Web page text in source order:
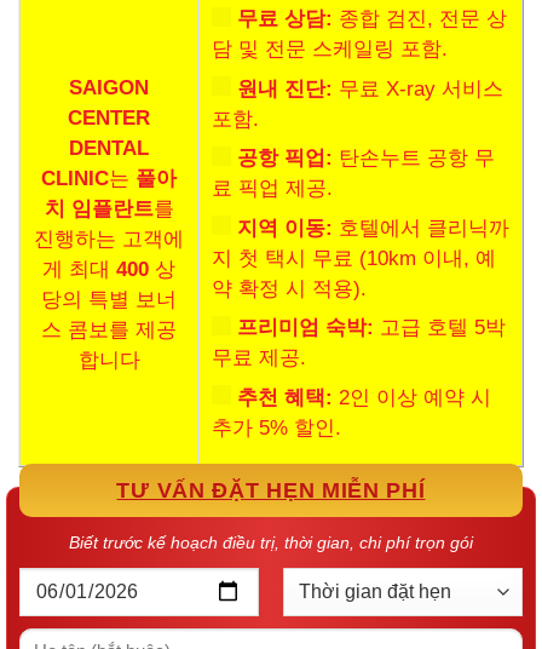
SAIGON
CENTER
DENTAL
CLINIC는 풀아
치 임플란트를
진행하는 고객에
게 최대 400 상
당의 특별 보너
스 콤보를 제공
합니다
무료 상담: 종합 검진, 전문 상
담 및 전문 스케일링 포함.
원내 진단: 무료 X-ray 서비스
포함.
공항 픽업: 탄손누트 공항 무
료 픽업 제공.
지역 이동: 호텔에서 클리닉까
지 첫 택시 무료 (10km 이내, 예
약 확정 시 적용).
프리미엄 숙박: 고급 호텔 5박
무료 제공.
추천 혜택: 2인 이상 예약 시
추가 5% 할인.
TƯ VẤN ĐẶT HẸN MIỄN PHÍ
Biết trước kế hoạch điều trị, thời gian, chi phí trọn gói